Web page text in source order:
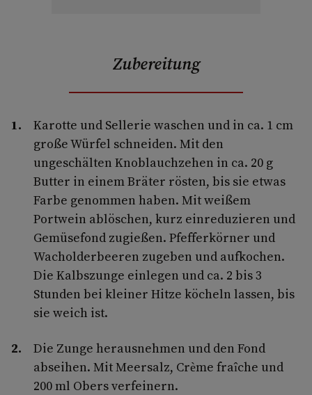
Zubereitung
Karotte und Sellerie waschen und in ca. 1 cm
große Würfel schneiden. Mit den
ungeschälten Knoblauchzehen in ca. 20 g
Butter in einem Bräter rösten, bis sie etwas
Farbe genommen haben. Mit weißem
Portwein ablöschen, kurz einreduzieren und
Gemüsefond zugießen. Pfefferkörner und
Wacholderbeeren zugeben und aufkochen.
Die Kalbszunge einlegen und ca. 2 bis 3
Stunden bei kleiner Hitze köcheln lassen, bis
sie weich ist.
Die Zunge herausnehmen und den Fond
abseihen. Mit Meersalz, Crème fraîche und
200 ml Obers verfeinern.